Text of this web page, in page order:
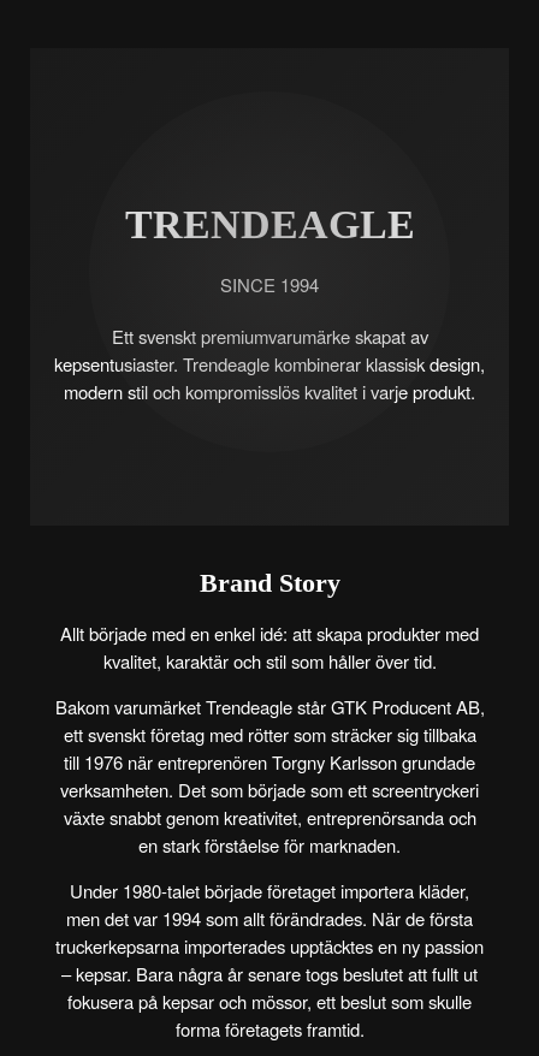
TRENDEAGLE
SINCE 1994
Ett svenskt premiumvarumärke skapat av
kepsentusiaster. Trendeagle kombinerar klassisk design,
modern stil och kompromisslös kvalitet i varje produkt.
Brand Story
Allt började med en enkel idé: att skapa produkter med
kvalitet, karaktär och stil som håller över tid.
Bakom varumärket Trendeagle stårGTK Producent AB,
ett svenskt företag med rötter som sträcker sig tillbaka
till 1976 när entreprenören Torgny Karlsson grundade
verksamheten. Det som började som ett screentryckeri
växte snabbt genom kreativitet, entreprenörsanda och
en stark förståelse för marknaden.
Under 1980-talet började företaget importera kläder,
men det var 1994som allt förändrades. När de första
truckerkepsarna importerades upptäcktes en ny passion
– kepsar. Bara några år senare togs beslutet att fullt ut
fokusera på kepsar och mössor, ett beslut som skulle
forma företagets framtid.